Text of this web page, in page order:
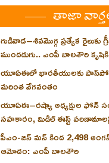
తాజా
గుడివాడ–శివమొగ్గ ప్రత్యేక రైలుకు
ముందడుగు.. ఎంపీ బాలశౌరి
యూఏఈలో భారతీయులకు
మరింత వేగవంతం
యూఏఈ–రష్యా అధ్యక్షుల ఫోన్
సహకారం, మిడిల్ ఈస్ట్
పీఎం-జన్ మన్ కింద 2,498
ఆమోదం: ఎంపీ బాలశౌరి